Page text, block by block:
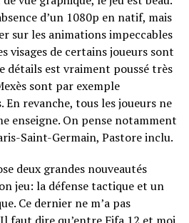
d’un 1080p en natif, mais
sur les animations impeccables
visages de certains joueurs sont
détails est vraiment poussé très
sont par exemple
revanche, tous les joueurs ne
enseigne. On pense notamment
Saint-Germain, Pastore inclu.
deux grandes nouveautés
jeu: la défense tactique et un
Ce dernier ne m’a pas
faut dire qu’entre Fifa 12 et moi,